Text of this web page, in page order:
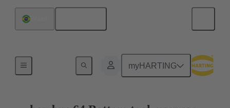
myHARTING
Herramienta inferior